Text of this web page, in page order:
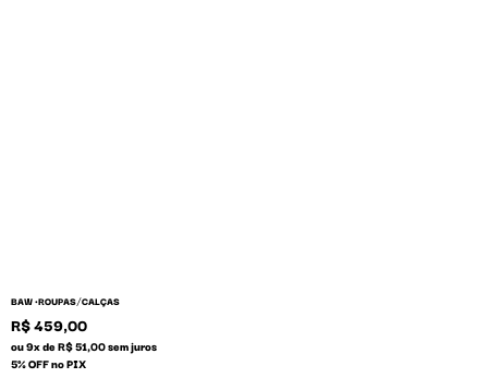
BAW •ROUPAS/CALÇAS
R$ 459,00
ou 9x de R$ 51,00 sem juros
5% OFF no PIX